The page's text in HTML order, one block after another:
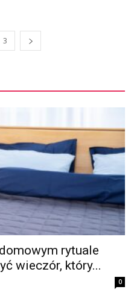
3
rytuale
wieczór, który...
0